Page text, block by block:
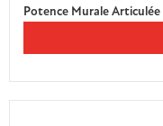
Potence Murale Articulée